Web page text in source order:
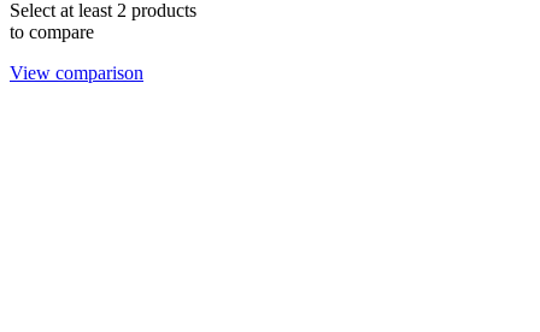
Select at least 2 products
to compare
View comparison